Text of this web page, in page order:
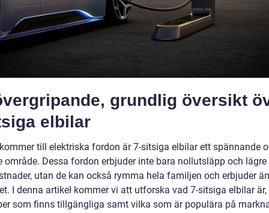
grundlig översikt
elbilar
till elektriska fordon är 7-sitsiga elbilar ett spännande
område. Dessa fordon erbjuder inte bara nollutsläpp och lägre
utan de kan också rymma hela familjen och erbjuder
I denna artikel kommer vi att utforska vad 7-sitsiga elbilar
som finns tillgängliga samt vilka som är populära på